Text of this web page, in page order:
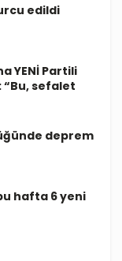
edildi
YENİ Partili
“Bu, sefalet
deprem
hafta 6 yeni